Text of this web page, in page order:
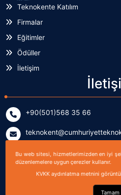
Teknokente Katılım
Firmalar
Eğitimler
Ödüller
İletişim
+90(501)568 35 66
Yenişehir Mahallesi
Sivas, TÜRKİYE
Bu web sitesi, hizmetlerimizden en iyi
düzenlemelere uygun çerezler kullanır.
KVKK aydınlatma metnini
Tamam